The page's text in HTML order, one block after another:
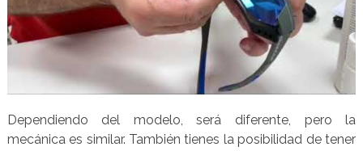
Dependiendo del modelo, será diferente, pero la
mecánica es similar. También tienes la posibilidad de tener